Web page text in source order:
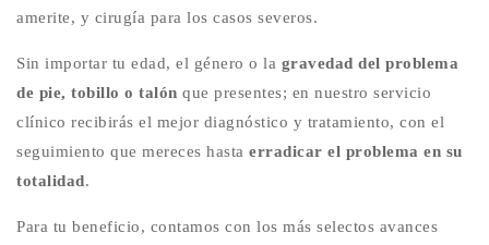
amerite, y cirugía para los casos severos.
Sin importar tu edad, el género o la gravedad del problema
de pie, tobillo o talón que presentes; en nuestro servicio
clínico recibirás el mejor diagnóstico y tratamiento, con el
seguimiento que mereces hasta erradicar el problema en su
totalidad.
Para tu beneficio, contamos con los más selectos avances